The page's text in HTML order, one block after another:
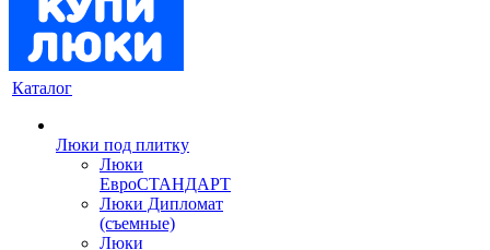
Каталог
Люки под плитку
Люки
ЕвроСТАНДАРТ
Люки Дипломат
(съемные)
Люки